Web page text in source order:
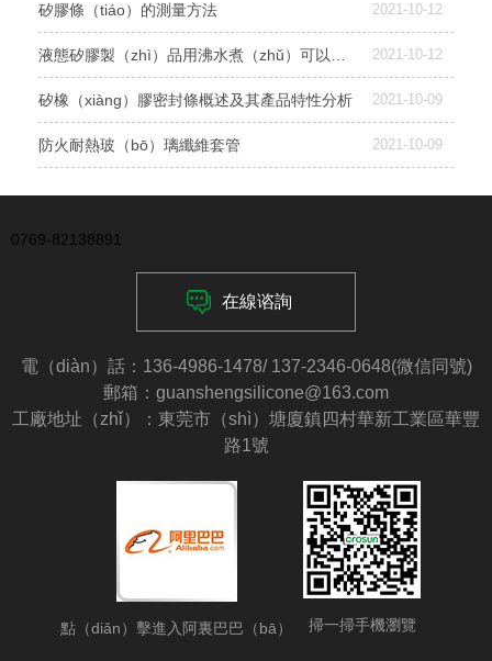
矽膠條（tiáo）的測量方法 2021-10-12
2021-10-12
矽橡（xiàng）膠密封條概述及其產品特性分析 2021-10-09
防火耐熱玻（bō）璃纖維套管 2021-10-09
0769-82138891
在線谘詢
電（diàn）話：136-4986-1478/ 137-2346-0648(微信同號)
郵箱：guanshengsilicone@163.com
工廠地址（zhǐ）：東莞市（shì）塘廈鎮四村華新工業區華豐
路1號
點（diǎn）擊進入阿裏巴巴（bā） 掃一掃手機瀏覽